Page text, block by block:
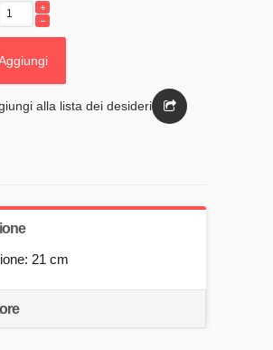
alla lista dei desideri
21 cm